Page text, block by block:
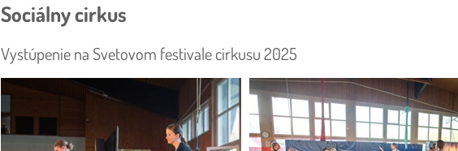
Sociálny cirkus
Vystúpenie na Svetovom festivale cirkusu 2025